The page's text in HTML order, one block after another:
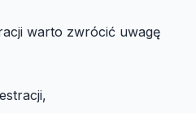
warto zwrócić uwagę